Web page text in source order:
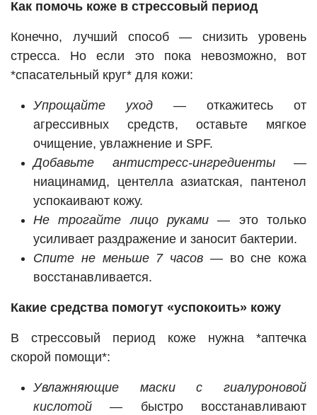
Как помочь коже в стрессовый период
Конечно, лучший способ — снизить уровень
стресса. Но если это пока невозможно, вот
*спасательный круг* для кожи:
Упрощайте уход — откажитесь от
агрессивных средств, оставьте мягкое
очищение, увлажнение и SPF.
Добавьте антистресс-ингредиенты —
ниацинамид, центелла азиатская, пантенол
успокаивают кожу.
Не трогайте лицо руками — это только
усиливает раздражение и заносит бактерии.
Спите не меньше 7 часов — во сне кожа
восстанавливается.
Какие средства помогут «успокоить» кожу
В стрессовый период коже нужна *аптечка
скорой помощи*:
Увлажняющие маски с гиалуроновой
кислотой — быстро восстанавливают